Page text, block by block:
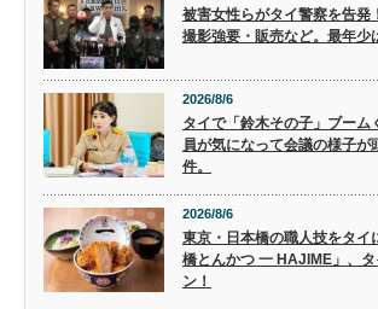
被害女性らがタイ警察を告発
撮影強要・販売など。最年少
2026/8/6
タイで「鈴木その子」ブーム
員が気になって会議の様子が
件。
2026/8/6
東京・日本橋の職人技をタイ
橋とんかつ 一 HAJIME」、
ン！